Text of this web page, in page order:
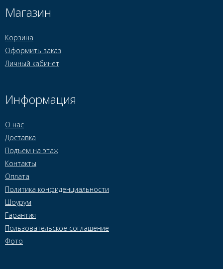
Магазин
Корзина
Оформить заказ
Личный кабинет
Информация
О нас
Доставка
Подъем на этаж
Контакты
Оплата
Политика конфиденциальности
Шоурум
Гарантия
Пользовательское соглашение
Фото